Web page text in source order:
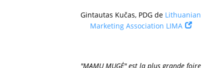
Gintautas Kučas, PDG de Lithuanian
Marketing Association LIMA
"MAMŲ MUGĖ" est la plus grande foire